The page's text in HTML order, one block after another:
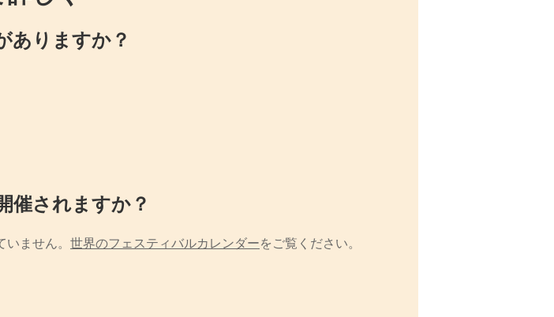
ありますか？
催されますか？
ません。 世界のフェスティバルカレンダーをご覧ください。